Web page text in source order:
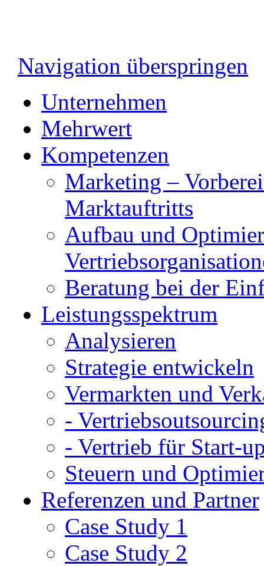
Navigation überspringen
Unternehmen
Mehrwert
Kompetenzen
Marketing –
Marktauftritts
Aufbau und
Beratung bei der
Leistungsspektrum
Analysieren
Strategie entwickeln
Vermarkten und
-
- Vertrieb für Start-
Steuern und
Referenzen und Partner
Case Study 1
Case Study 2